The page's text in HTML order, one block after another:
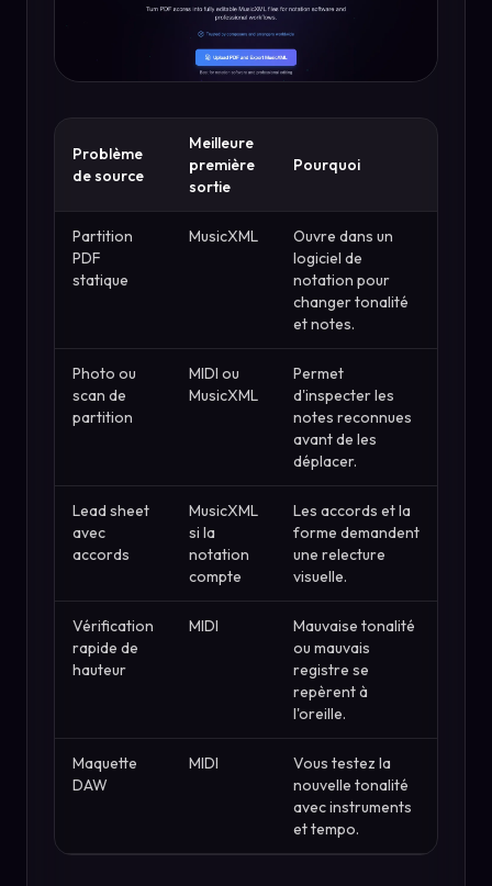
Problème
de source
Meilleure
première
sortie
Pourquoi
Partition
PDF
statique
MusicXML
Ouvre dans un
logiciel de
notation pour
changer tonalité
et notes.
Photo ou
scan de
partition
MIDI ou
MusicXML
Permet
d'inspecter les
notes reconnues
avant de les
déplacer.
Lead sheet
avec
accords
MusicXML
si la
notation
compte
Les accords et la
forme demandent
une relecture
visuelle.
Vérification
rapide de
hauteur
MIDI
Mauvaise tonalité
ou mauvais
registre se
repèrent à
l'oreille.
Maquette
DAW
MIDI
Vous testez la
nouvelle tonalité
avec instruments
et tempo.